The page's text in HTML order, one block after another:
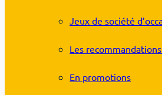
Jeux de société
Les
En promotions